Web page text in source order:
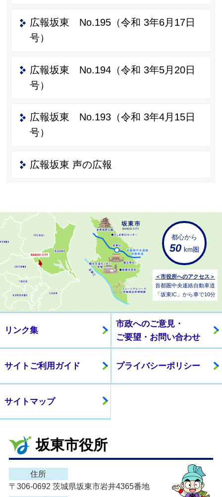
広報坂東 No.195（令和 3年6月17日
号）
広報坂東 No.194（令和 3年5月20日
号）
広報坂東 No.193（令和 3年4月15日
号）
広報坂東 声の広報
都心から
50 km圏
＜市役所へのアクセス＞
首都圏中央連絡自動車道
「坂東IC」から車で10分
リンク集
市政へのご意見・
ご要望・お問い合わせ
サイトご利用ガイド プライバシーポリシー
サイトマップ
坂東市役所
住所
〒306-0692 茨城県坂東市岩井4365番地